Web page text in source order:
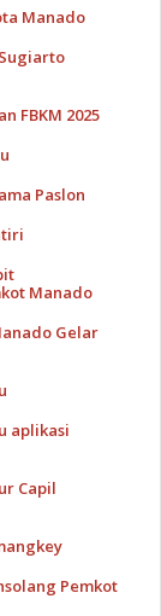
Manado
FBKM 2025
Paslon
Manado
Gelar
aplikasi
Capil
Pemkot